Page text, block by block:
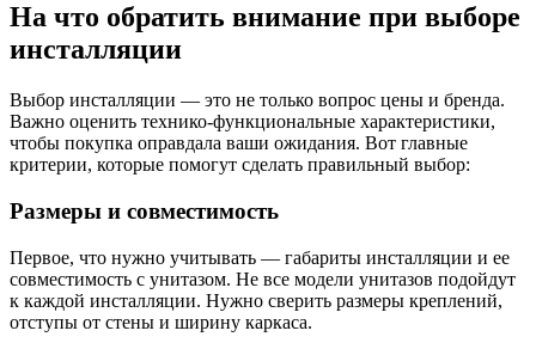
На что обратить внимание при выборе
инсталляции
Выбор инсталляции — это не только вопрос цены и бренда.
Важно оценить технико-функциональные характеристики,
чтобы покупка оправдала ваши ожидания. Вот главные
критерии, которые помогут сделать правильный выбор:
Размеры и совместимость
Первое, что нужно учитывать — габариты инсталляции и ее
совместимость с унитазом. Не все модели унитазов подойдут
к каждой инсталляции. Нужно сверить размеры креплений,
отступы от стены и ширину каркаса.